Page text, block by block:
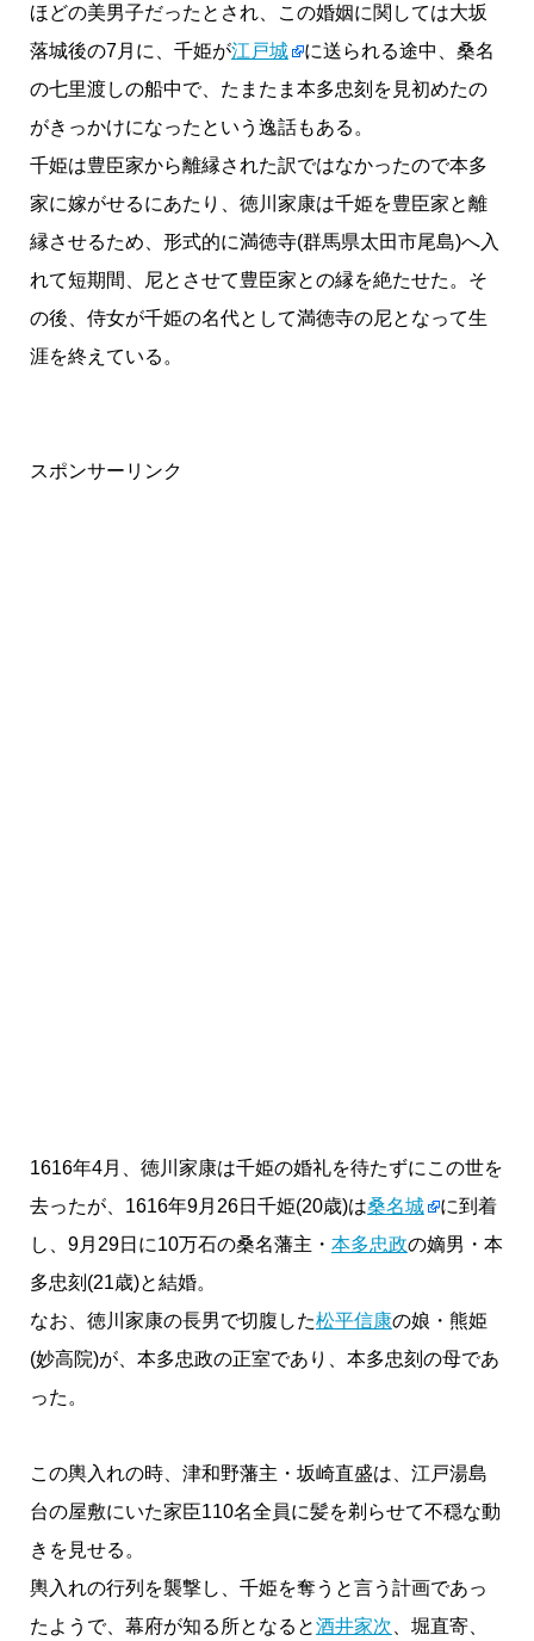
ほどの美男子だったとされ、この婚姻に関しては大坂
落城後の7月に、千姫が江戸城
に送られる途中、桑名
の七里渡しの船中で、たまたま本多忠刻を見初めたの
がきっかけになったという逸話もある。
千姫は豊臣家から離縁された訳ではなかったので本多
家に嫁がせるにあたり、徳川家康は千姫を豊臣家と離
縁させるため、形式的に満徳寺(群馬県太田市尾島)へ入
れて短期間、尼とさせて豊臣家との縁を絶たせた。そ
の後、侍女が千姫の名代として満徳寺の尼となって生
涯を終えている。
スポンサーリンク
1616年4月、徳川家康は千姫の婚礼を待たずにこの世を
去ったが、1616年9月26日千姫(20歳)は桑名城
に到着
し、9月29日に10万石の桑名藩主・ 本多忠政の嫡男・本
多忠刻(21歳)と結婚。
なお、徳川家康の長男で切腹した松平信康の娘・熊姫
(妙高院)が、本多忠政の正室であり、本多忠刻の母であ
った。
この輿入れの時、津和野藩主・坂崎直盛は、江戸湯島
台の屋敷にいた家臣110名全員に髪を剃らせて不穏な動
きを見せる。
輿入れの行列を襲撃し、千姫を奪うと言う計画であっ
たようで、幕府が知る所となると酒井家次 、堀直寄、